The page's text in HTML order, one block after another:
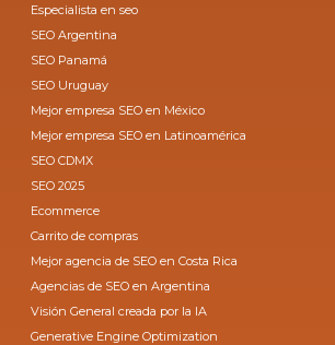
Especialista en seo
SEO Argentina
SEO Panamá
SEO Uruguay
Mejor empresa SEO en México
Mejor empresa SEO en Latinoamérica
SEO CDMX
SEO 2025
Ecommerce
Carrito de compras
Mejor agencia de SEO en Costa Rica
Agencias de SEO en Argentina
Visión General creada por la IA
Generative Engine Optimization